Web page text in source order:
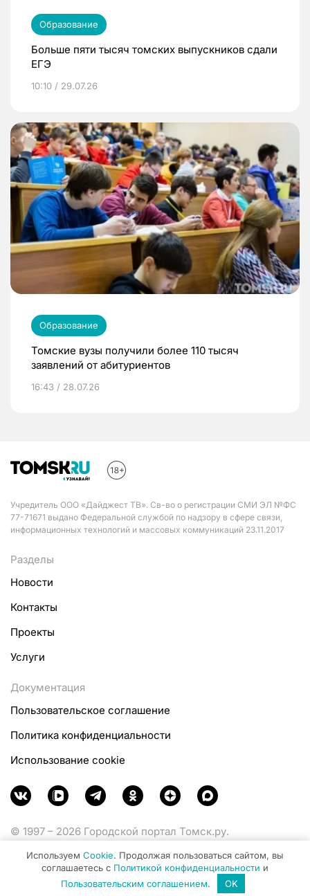
Образование
Больше пяти тысяч томских выпускников сдали
ЕГЭ
10:10 / 29.07.26
Образование
Томские вузы получили более 110 тысяч
заявлений от абитуриентов
16:43 / 28.07.26
Учредитель ООО «Дайджест ТВ». Св-во о регистрации СМИ ЭЛ №ФС
77-71671 выдано Федеральной службой по надзору в сфере связи,
информационных технологий и массовых коммуникаций 23.11.2017
Разделы
Новости
Контакты
Проекты
Услуги
Документация
Пользовательское соглашение
Политика конфиденциальности
Использование cookie
© 1997 – 2026 Городской портал Томск.ру.
Министерства цифрового развития, связи и массовых
коммуникаций Российской Федерации.
Используем Cookie. Продолжая пользоваться сайтом, вы
соглашаетесь с Политикой конфиденциальности и
Пользовательским соглашением. OK